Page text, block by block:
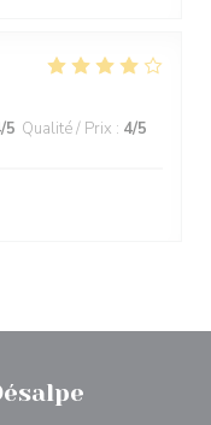
/5 Qualité / Prix : 4/5